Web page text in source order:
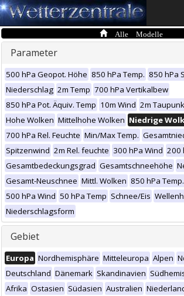
Alle Modelle
Parameter
500 hPa Geopot. Höhe 850 hPa Temp. 850 hPa
Niederschlag 2m Temp 700 hPa Vertikalbew
850 hPa Pot. Äquiv. Temp 10m Wind 2m
Hohe Wolken Mittelhohe Wolken Niedrige
700 hPa Rel. Feuchte Min/Max Temp.
Spitzenwind 2m Rel. feuchte 300 hPa Wind 200
Gesamtbedeckungsgrad Gesamtschneehöhe
Gesamt-Neuschnee Mittl. Wolken 850 hPa
500 hPa Wind 50 hPa Temp Schnee/Eis
Niederschlagsform
Gebiet
Europa Nordhemisphäre Mitteleuropa Alpen
Deutschland Dänemark Skandinavien
Afrika Ostasien Südasien Australien